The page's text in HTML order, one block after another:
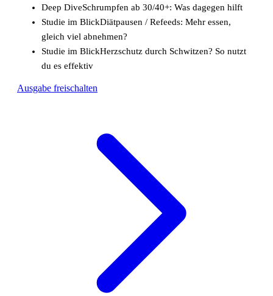
Deep DiveSchrumpfen ab 30/40+: Was dagegen hilft
Studie im BlickDiätpausen / Refeeds: Mehr essen,
gleich viel abnehmen?
Studie im BlickHerzschutz durch Schwitzen? So nutzt
du es effektiv
Ausgabe freischalten